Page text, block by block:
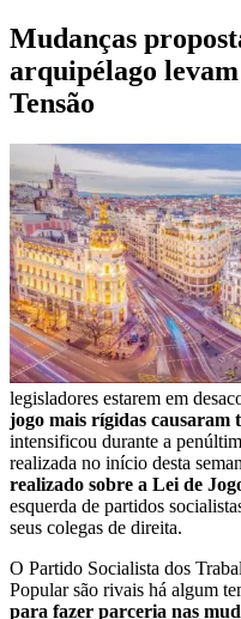
Mudanças
arquipélago
Tensão
legisladores estarem em
jogo mais rígidas causaram
intensificou durante a
realizada no início desta
realizado sobre a Lei de
esquerda de partidos
seus colegas de direita.
O Partido Socialista dos
Popular são rivais há algum
para fazer parceria nas